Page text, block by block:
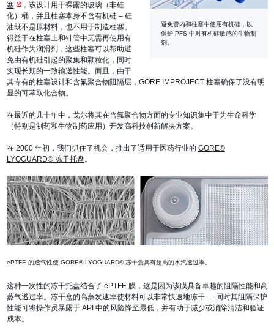
避免管内和柱塞中使用有机硅，以
保护 PFS 中对有机硅敏感的生物制
剂。
塞
，该设计用于裸露的玻璃（非硅
化）桶，并且柱塞本身不含有机硅 – 硅
油既不是原材料，也不用于制造柱塞。
得益于在柱塞上和针管中无需再使用有
机硅作为润滑剂，这些柱塞可以帮助避
免由有机硅引起的聚集和颗粒化，同时
实现长期的一致输送性能。而且，由于
其专有的柱塞设计和含氟聚合物阻隔层，GORE IMPROJECT 柱塞确保了没有明
显的可萃取化合物。
在最近的几十年中，戈尔将其在含氟聚合物方面的专业知识集中于为生命科学
（特别是制药和生物制药应用）开发高科技创新解决方案。
在 2000 年初，我们抓住了机会，推出了适用于医药行业的 GORE®
LYOGUARD® 冻干托盘。
ePTFE 的透气性使 GORE® LYOGUARD® 冻干盒具有超高的水汽透过率。
这种一次性的冻干托盘结合了 ePTFE 膜，这是因为该膜具备卓越的阻隔性能和高
蒸气透过率。冻干盒的高蒸发速率使材料可以非常快速地冻干 — 同时其阻隔保护
性能可将操作员暴露于 API 中的风险降至最低，并有助于减少或消除清洁和验证
成本。